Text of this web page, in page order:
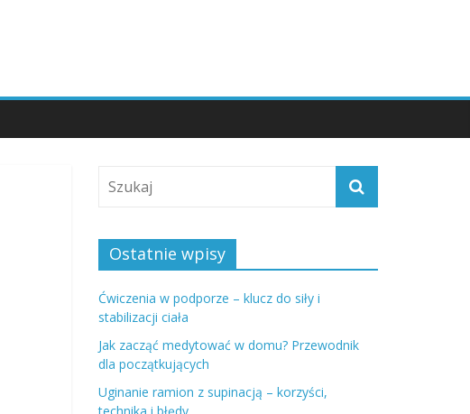
Ostatnie wpisy
Ćwiczenia w podporze – klucz do siły i
stabilizacji ciała
Jak zacząć medytować w domu? Przewodnik
dla początkujących
Uginanie ramion z supinacją – korzyści,